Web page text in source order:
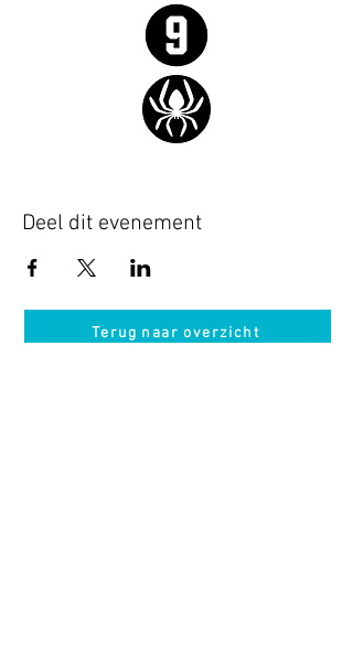
Deel dit evenement
Terug naar overzicht